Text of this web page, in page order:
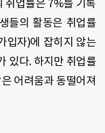
취업률은 7%를 기록
들의 활동은 취업률
입자)에 잡히지 않는
있다. 하지만 취업률
어려움과 동떨어져